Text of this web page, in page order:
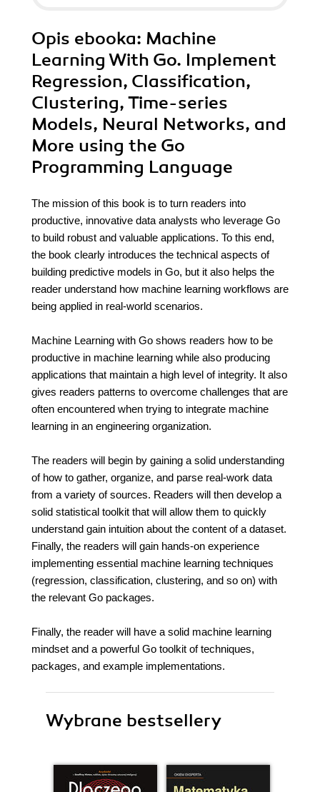
Opis ebooka: Machine
Learning With Go. Implement
Regression, Classification,
Clustering, Time-series
Models, Neural Networks, and
More using the Go
Programming Language
The mission of this book is to turn readers into
productive, innovative data analysts who leverage Go
to build robust and valuable applications. To this end,
the book clearly introduces the technical aspects of
building predictive models in Go, but it also helps the
reader understand how machine learning workflows are
being applied in real-world scenarios.
Machine Learning with Go shows readers how to be
productive in machine learning while also producing
applications that maintain a high level of integrity. It also
gives readers patterns to overcome challenges that are
often encountered when trying to integrate machine
learning in an engineering organization.
The readers will begin by gaining a solid understanding
of how to gather, organize, and parse real-work data
from a variety of sources. Readers will then develop a
solid statistical toolkit that will allow them to quickly
understand gain intuition about the content of a dataset.
Finally, the readers will gain hands-on experience
implementing essential machine learning techniques
(regression, classification, clustering, and so on) with
the relevant Go packages.
Finally, the reader will have a solid machine learning
mindset and a powerful Go toolkit of techniques,
packages, and example implementations.
Wybrane bestsellery